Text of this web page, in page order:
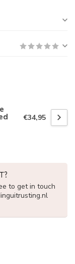
€34,95
to get in touch